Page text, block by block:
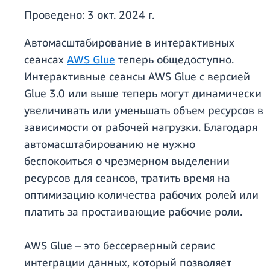
Проведено: 3 окт. 2024 г.
Автомасштабирование в интерактивных
сеансах AWS Glue теперь общедоступно.
Интерактивные сеансы AWS Glue с версией
Glue 3.0 или выше теперь могут динамически
увеличивать или уменьшать объем ресурсов в
зависимости от рабочей нагрузки. Благодаря
автомасштабированию не нужно
беспокоиться о чрезмерном выделении
ресурсов для сеансов, тратить время на
оптимизацию количества рабочих ролей или
платить за простаивающие рабочие роли.
AWS Glue – это бессерверный сервис
интеграции данных, который позволяет